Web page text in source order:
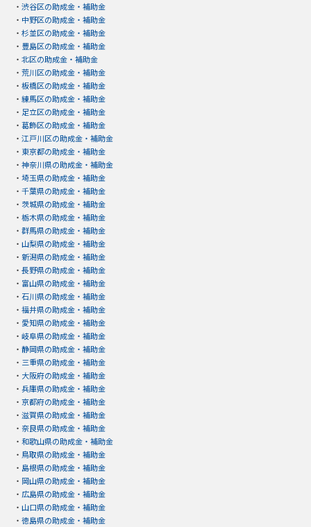
・ 渋谷区の助成金・補助金
・ 中野区の助成金・補助金
・ 杉並区の助成金・補助金
・ 豊島区の助成金・補助金
・ 北区の助成金・補助金
・ 荒川区の助成金・補助金
・ 板橋区の助成金・補助金
・ 練馬区の助成金・補助金
・ 足立区の助成金・補助金
・ 葛飾区の助成金・補助金
・ 江戸川区の助成金・補助金
・ 東京都の助成金・補助金
・ 神奈川県の助成金・補助金
・ 埼玉県の助成金・補助金
・ 千葉県の助成金・補助金
・ 茨城県の助成金・補助金
・ 栃木県の助成金・補助金
・ 群馬県の助成金・補助金
・ 山梨県の助成金・補助金
・ 新潟県の助成金・補助金
・ 長野県の助成金・補助金
・ 富山県の助成金・補助金
・ 石川県の助成金・補助金
・ 福井県の助成金・補助金
・ 愛知県の助成金・補助金
・ 岐阜県の助成金・補助金
・ 静岡県の助成金・補助金
・ 三重県の助成金・補助金
・ 大阪府の助成金・補助金
・ 兵庫県の助成金・補助金
・ 京都府の助成金・補助金
・ 滋賀県の助成金・補助金
・ 奈良県の助成金・補助金
・ 和歌山県の助成金・補助金
・ 鳥取県の助成金・補助金
・ 島根県の助成金・補助金
・ 岡山県の助成金・補助金
・ 広島県の助成金・補助金
・ 山口県の助成金・補助金
・ 徳島県の助成金・補助金